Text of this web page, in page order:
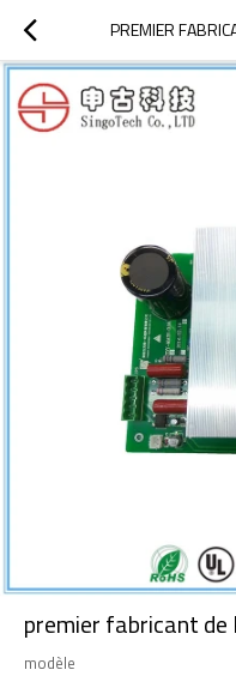
PREMIER
premier fabricant de
modèle